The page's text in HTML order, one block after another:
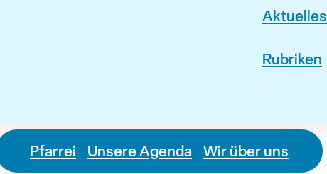
Aktuelles
Rubriken
Pfarrei Unsere Agenda Wir über uns